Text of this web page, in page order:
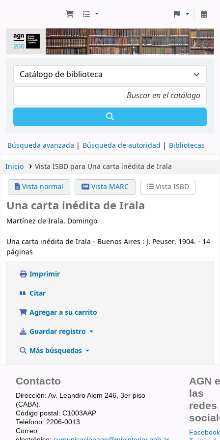
Búsqueda avanzada Búsqueda de autoridad Bibliotecas
Inicio
Vista ISBD para Una carta inédita de Irala
Vista normal
Vista MARC Vista ISBD
Una carta inédita de Irala
Martínez de Irala, Domingo
Una carta inédita de Irala - Buenos Aires : J. Peuser, 1904. - 14
páginas
Imprimir
Citar
Agregar a su carrito
Guardar registro
Más búsquedas
Contacto
Dirección: Av. Leandro Alem 246, 3er piso
(CABA).
Código postal: C1003AAP
Teléfono: 2206-0013
Correo
AGN
las
redes
Facebook